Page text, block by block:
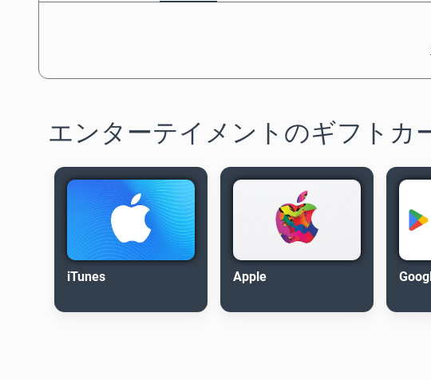
エンターテイメントのギフトカ
iTunes Apple